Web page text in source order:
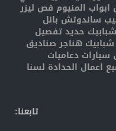
المنيوم قص ليزر
ساندوتش بانل
حديد تفصيل
هناجر صناديق
سيارات دعاميات
اعمال الحدادة لسنا
:تابعنا